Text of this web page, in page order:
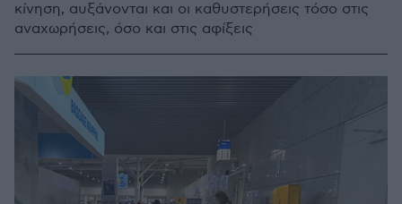
κίνηση, αυξάνονται και οι καθυστερήσεις τόσο στις
αναχωρήσεις, όσο και στις αφίξεις